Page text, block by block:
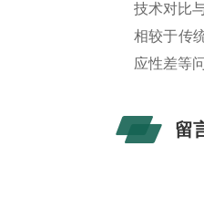
技术对比
相较于传
应性差等
留